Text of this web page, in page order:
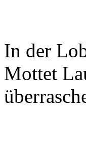
In der
Mottet